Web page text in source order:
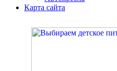
Карта сайта